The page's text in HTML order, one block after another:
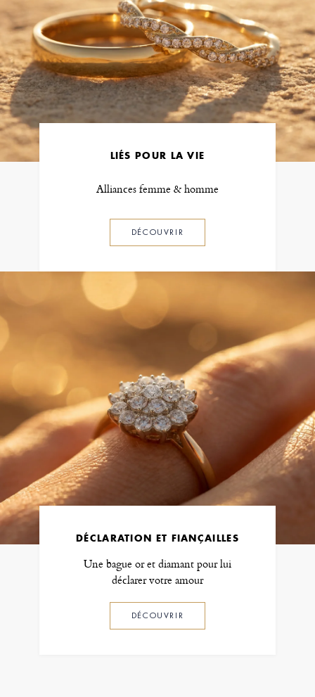
LIÉS POUR LA VIE
Alliances femme & homme
DÉCOUVRIR
DÉCLARATION ET FIANÇAILLES
Une bague or et diamant pour lui
déclarer votre amour
DÉCOUVRIR